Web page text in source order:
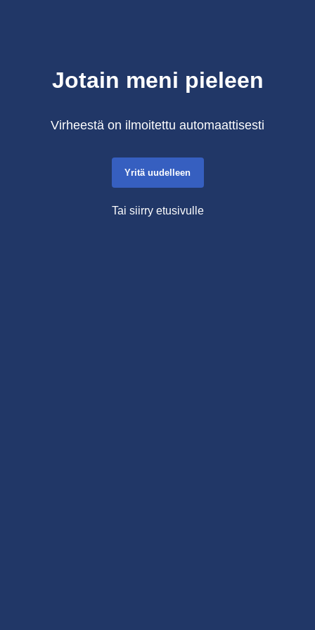
Jotain meni pieleen
Virheestä on ilmoitettu automaattisesti
Yritä uudelleen
Tai siirry etusivulle